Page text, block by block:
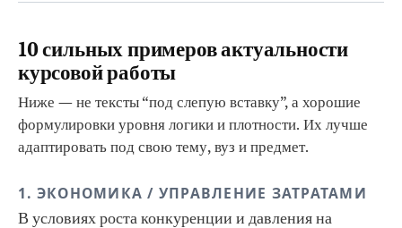
10 сильных примеров актуальности
курсовой работы
Ниже — не тексты “под слепую вставку”, а хорошие
формулировки уровня логики и плотности. Их лучше
адаптировать под свою тему, вуз и предмет.
1. ЭКОНОМИКА / УПРАВЛЕНИЕ ЗАТРАТАМИ
В условиях роста конкуренции и давления на